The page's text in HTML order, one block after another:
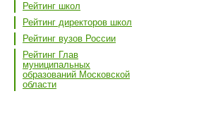
Рейтинг школ
Рейтинг директоров школ
Рейтинг вузов России
Рейтинг Глав
муниципальных
образований Московской
области